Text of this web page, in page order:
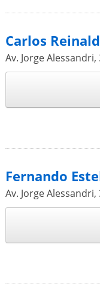
Carlos
Av. Jorge Alessandri,
Fernando
Av. Jorge Alessandri,